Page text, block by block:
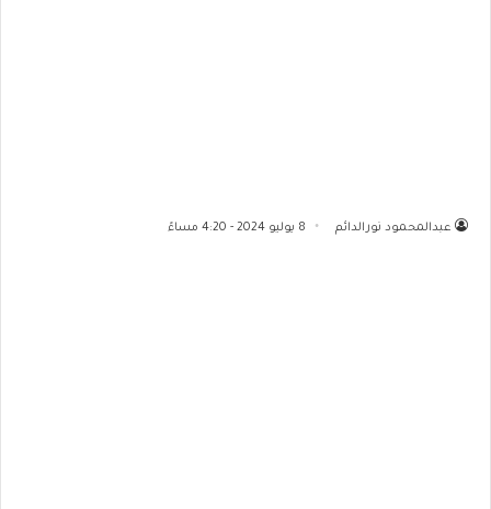
عبدالمحمود نورالدائم 8 يوليو 2024 - 4:20 مساءً